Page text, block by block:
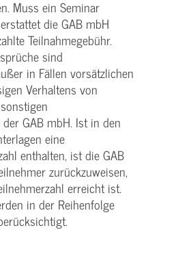
Muss ein Seminar
die GAB mbH
Teilnahmegebühr.
sind
in Fällen vorsätzlichen
Verhaltens von
GAB mbH. Ist in den
eine
enthalten, ist die GAB
zurückzuweisen,
erreicht ist.
in der Reihenfolge